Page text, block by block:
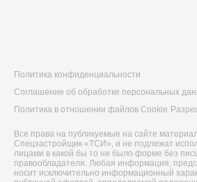
Политика конфиденциальности
Соглашение об обработке персональных
Политика в отношении файлов Cookie
Все права на публикуемые на сайте
Спецзастройщик «ТСИ», и не подлежат
лицами в какой бы то ни было форме без
правообладателя. Любая информация,
носит исключительно информационный